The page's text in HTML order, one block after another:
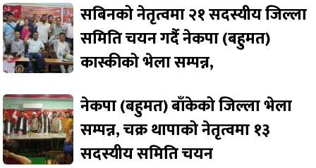
सबिनको नेतृत्वमा २१ सदस्यीय जिल्ला
समिति चयन गर्दै नेकपा (बहुमत)
कास्कीको भेला सम्पन्न,
नेकपा (बहुमत) बाँकेको जिल्ला भेला
सम्पन्न, चक्र थापाको नेतृत्वमा १३
सदस्यीय समिति चयन